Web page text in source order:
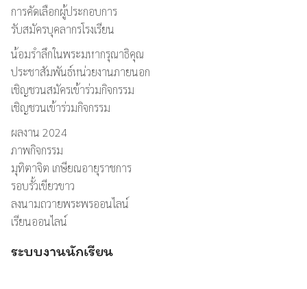
การคัดเลือกผู้ประกอบการ
รับสมัครบุคลากรโรงเรียน
น้อมรำลึกในพระมหากรุณาธิคุณ
ประชาสัมพันธ์หน่วยงานภายนอก
เชิญชวนสมัครเข้าร่วมกิจกรรม
เชิญชวนเข้าร่วมกิจกรรม
ผลงาน 2024
ภาพกิจกรรม
มุทิตาจิต เกษียณอายุราชการ
รอบรั้วเขียวขาว
ลงนามถวายพระพรออนไลน์
เรียนออนไลน์
ระบบงานนักเรียน